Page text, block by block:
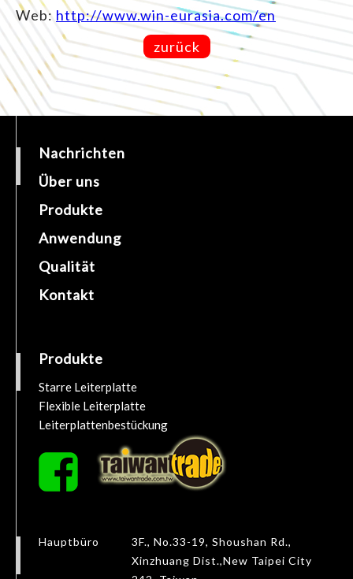
Web: http://www.win-eurasia.com/en
zurück
Nachrichten
Über uns
Produkte
Anwendung
Qualität
Kontakt
Produkte
Starre Leiterplatte
Flexible Leiterplatte
Leiterplattenbestückung
Hauptbüro
3F., No.33-19, Shoushan Rd.,
Xinzhuang Dist.,New Taipei City